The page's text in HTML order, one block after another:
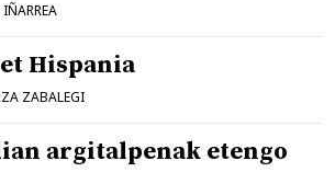
Hispania
ZABALEGI
argitalpenak etengo